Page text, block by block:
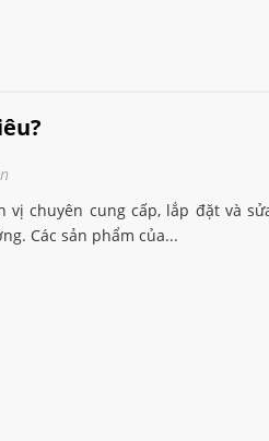
vị chuyên cung cấp, lắp đặt và
Các sản phẩm của...